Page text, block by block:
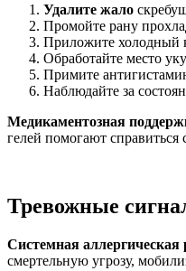
Удалите жало
Промойте рану
Приложите холодный
Обработайте место
Примите
Наблюдайте за
Медикаментозная
гелей помогают
Тревожные
Системная аллергическая
смертельную угрозу,